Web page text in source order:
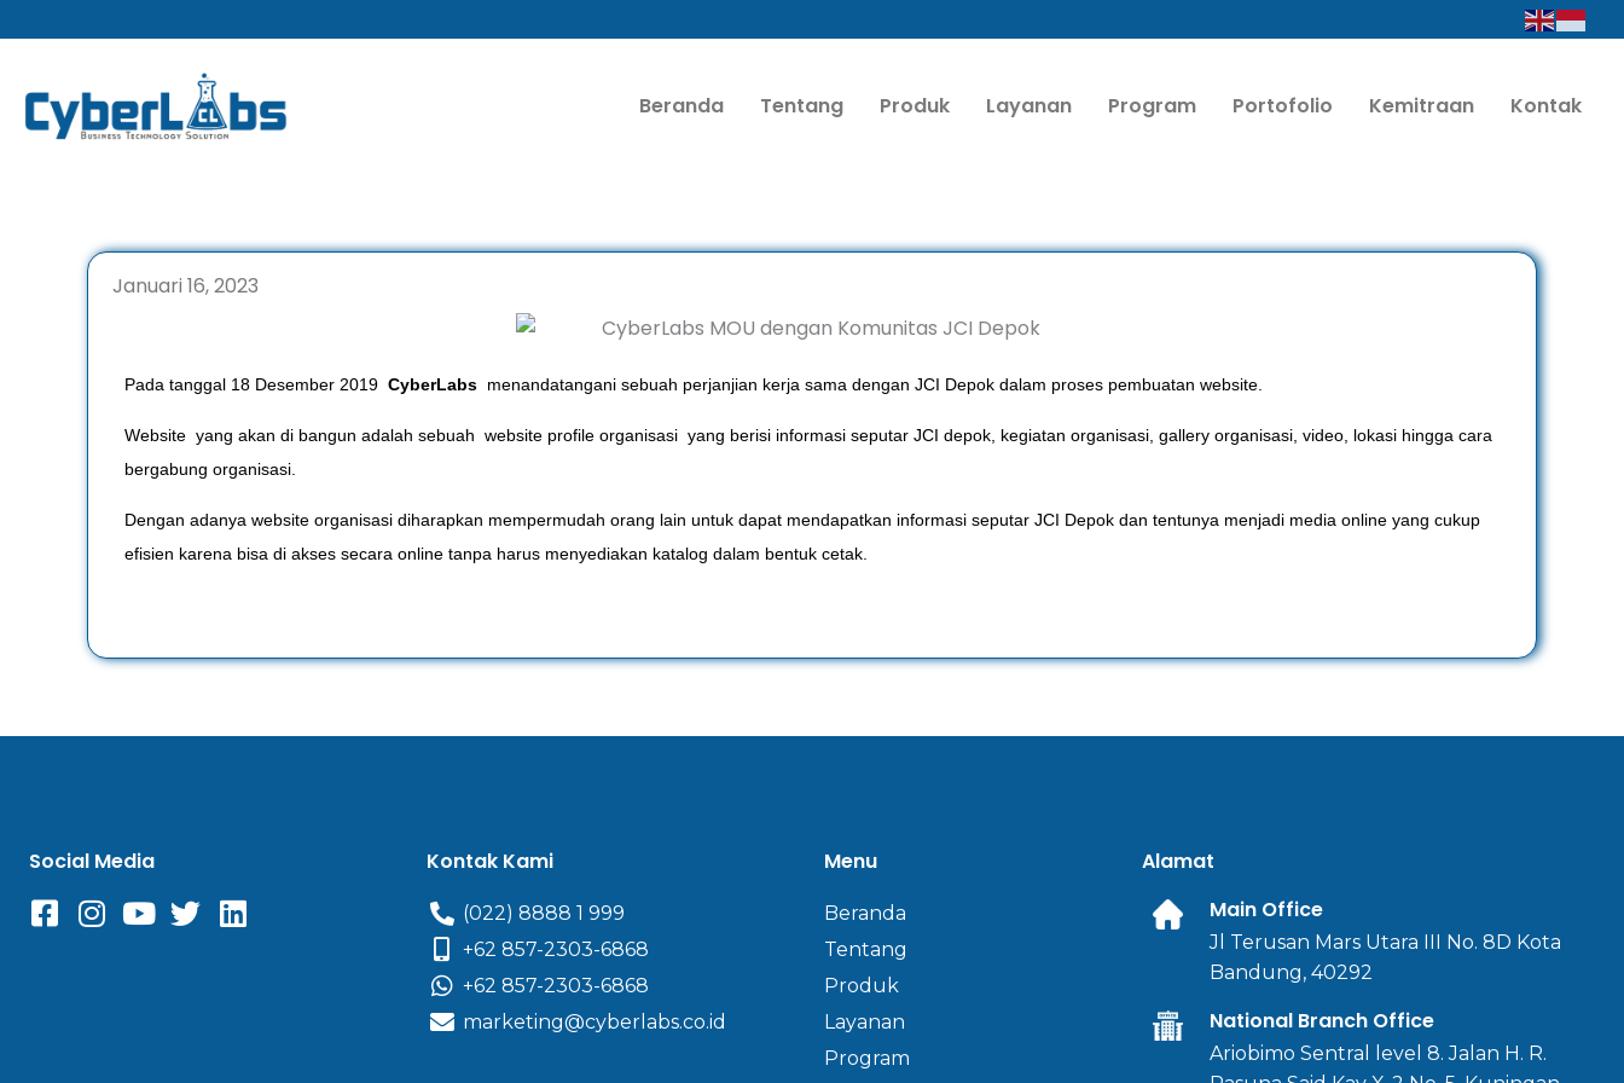
ke
Beranda
Tentang Produk Layanan Program Portofolio Kemitraan Kontak
Januari 16, 2023
Pada tanggal 18 Desember 2019 CyberLabs menandatangani sebuah perjanjian kerja sama dengan JCI Depok dalam proses pembuatan website.
Website yang akan di bangun adalah sebuah website profile organisasi yang berisi informasi seputar JCI depok, kegiatan organisasi, gallery organisasi, video, lokasi hingga cara
bergabung organisasi.
Dengan adanya website organisasi diharapkan mempermudah orang lain untuk dapat mendapatkan informasi seputar JCI Depok dan tentunya menjadi media online yang cukup
efisien karena bisa di akses secara online tanpa harus menyediakan katalog dalam bentuk cetak.
Social Media Kontak Kami
(022) 8888 1 999
+62 857-2303-6868
+62 857-2303-6868
marketing@cyberlabs.co.id
Menu
Beranda
Tentang
Produk
Layanan
Program
Alamat
Main Office
Jl Terusan Mars Utara III No. 8D Kota
Bandung, 40292
National Branch Office
Ariobimo Sentral level 8. Jalan H. R.